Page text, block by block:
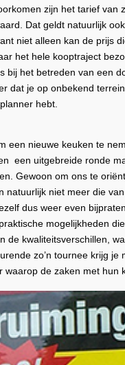
zijn het tarief van
Dat geldt natuurlijk
niet alleen kan de prijs
het hele kooptraject
bij het betreden van een
dat je op onbekend
hebt.
een nieuwe keuken te
een uitgebreide ronde
Gewoon om ons te
natuurlijk niet meer die
dus weer even
mogelijkheden
de kwaliteitsverschillen,
zo’n tournee krijg je
waarop de zaken met hun